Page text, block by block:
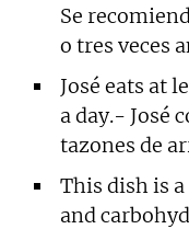
Se
o tres veces
José eats at
a day.- José
tazones de
This dish is
and